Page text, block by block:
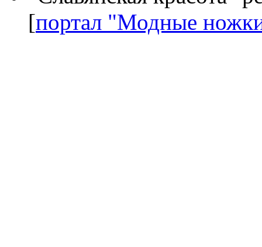
[портал "Модные